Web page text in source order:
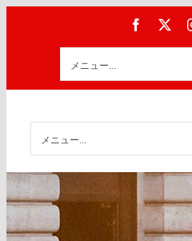
Facebook
メニュー...
メニュー...